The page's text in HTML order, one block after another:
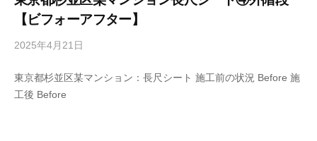
【ビフォーアフター】
2025年4月21日
管
東京都杉並区某マンション：長尺シート 施工前の状況 Before 施
工後 Before